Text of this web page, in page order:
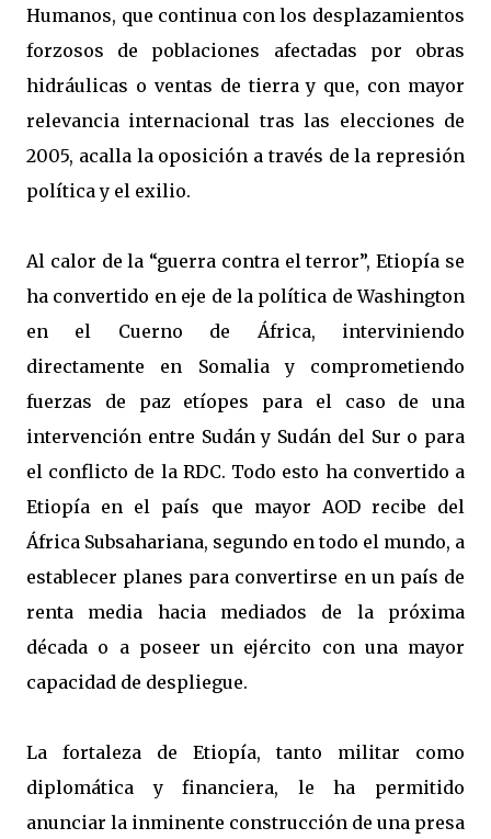
Humanos, que continua con los desplazamientos
forzosos de poblaciones afectadas por obras
hidráulicas o ventas de tierra y que, con mayor
relevancia internacional tras las elecciones de
2005, acalla la oposición a través de la represión
política y el exilio.
Al calor de la “guerra contra el terror”, Etiopía se
ha convertido en eje de la política de Washington
en el Cuerno de África, interviniendo
directamente en Somalia y comprometiendo
fuerzas de paz etíopes para el caso de una
intervención entre Sudán y Sudán del Sur o para
el conflicto de la RDC. Todo esto ha convertido a
Etiopía en el país que mayor AOD recibe del
África Subsahariana, segundo en todo el mundo, a
establecer planes para convertirse en un país de
renta media hacia mediados de la próxima
década o a poseer un ejército con una mayor
capacidad de despliegue.
La fortaleza de Etiopía, tanto militar como
diplomática y financiera, le ha permitido
anunciar la inminente construcción de una presa